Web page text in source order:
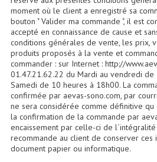
Enceintes
Filtres Actifs,
Haut-Parleurs Moteurs
Haut Parleurs
Filtres
Haut-Parleurs
moment où le client a enregistré sa
bouton " Valider ma commande ", il est
accepté en connaissance de cause et
conditions générales de vente, les prix,
produits proposés à la vente et
commander : sur Internet : http://
01.47.21.62.22 du Mardi au vendredi
Samedi de 10 heures à 18h00. La
confirmée par aevas-sono.com, par
ne sera considérée comme définitive
la confirmation de la commande par
encaissement par celle-ci de
recommande au client de conserver ces
document papier ou informatique.